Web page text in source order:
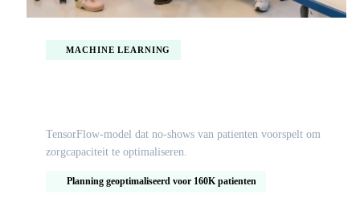
MACHINE LEARNING
TensorFlow-model dat no-shows van patienten voorspelt om
zorgcapaciteit te optimaliseren.
Planning geoptimaliseerd voor 160K patienten